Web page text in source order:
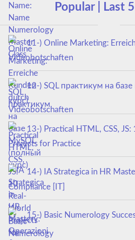
Popular | Last
11-) Online Marketing:
Videobotschaften
12-) SQL практикум на
курс)
13-) Practical HTML, CSS, JS:
Projects for Practice
14-) IA Strategica in HR
Compliance [IT]
15-) Basic Numerology